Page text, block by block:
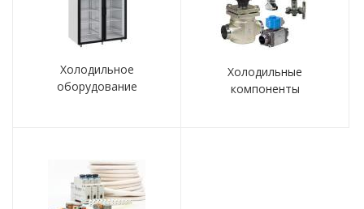
Холодильное
оборудование
Холодильные
компоненты